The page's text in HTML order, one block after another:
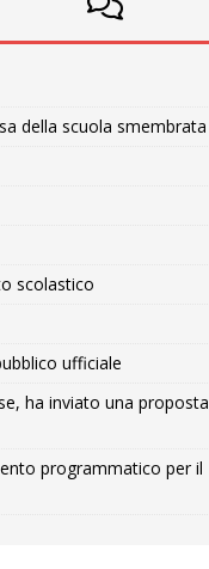
della scuola smembrata
scolastico
ufficiale
ha inviato una proposta
programmatico per il